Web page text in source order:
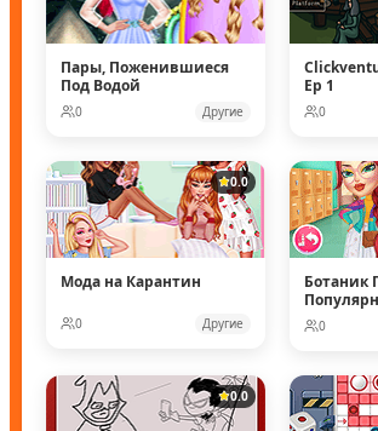
Пары, Поженившиеся
Под Водой
0 Другие
Ep 1
0
0.0
Мода на Карантин
0 Другие
Ботаник
Кукол
0
0.0